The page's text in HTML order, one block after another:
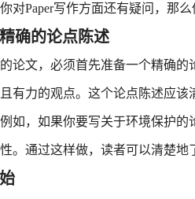
对Paper写作方面还有疑问，那
确的论点陈述
论文，必须首先准备一个精确
有力的观点。这个论点陈述应
如，如果你要写关于环境保护
。通过这样做，读者可以清楚地